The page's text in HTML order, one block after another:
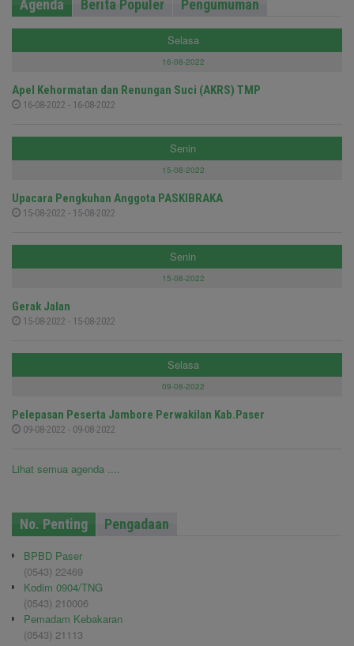
Agenda Berita Populer Pengumuman
Selasa
16-08-2022
Apel Kehormatan dan Renungan Suci (AKRS) TMP
16-08-2022 - 16-08-2022
Senin
15-08-2022
Upacara Pengkuhan Anggota PASKIBRAKA
15-08-2022 - 15-08-2022
Senin
15-08-2022
Gerak Jalan
15-08-2022 - 15-08-2022
Selasa
09-08-2022
Pelepasan Peserta Jambore Perwakilan Kab.Paser
09-08-2022 - 09-08-2022
Lihat semua agenda ....
No. Penting Pengadaan
BPBD Paser
(0543) 22469
Kodim 0904/TNG
(0543) 210006
Pemadam Kebakaran
(0543) 21113